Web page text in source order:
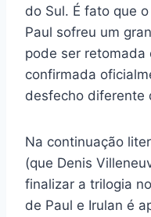
do Sul. É fato que
Paul sofreu um
pode ser retomada
confirmada
desfecho diferente
Na continuação
(que Denis
finalizar a trilogia
de Paul e Irulan é